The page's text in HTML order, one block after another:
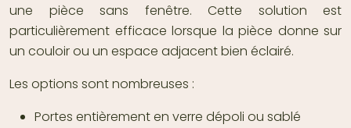
une pièce sans fenêtre. Cette solution est
particulièrement efficace lorsque la pièce donne sur
un couloir ou un espace adjacent bien éclairé.
Les options sont nombreuses :
Portes entièrement en verre dépoli ou sablé